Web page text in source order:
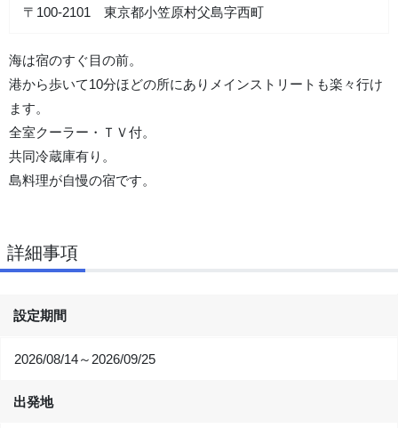
〒100-2101 東京都小笠原村父島字西町
海は宿のすぐ目の前。
港から歩いて10分ほどの所にありメインストリートも楽々行け
ます。
全室クーラー・ＴＶ付。
共同冷蔵庫有り。
島料理が自慢の宿です。
詳細事項
設定期間
2026/08/14～2026/09/25
出発地